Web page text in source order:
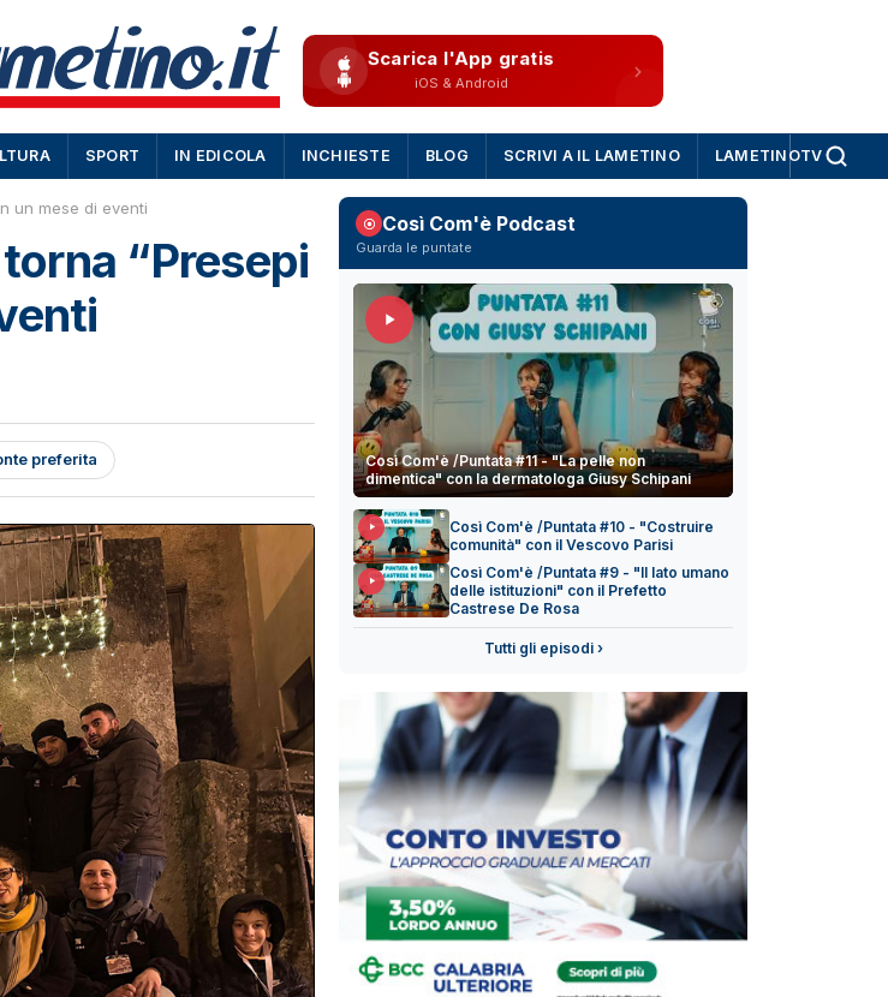
Scarica l'App gratis
iOS & Android
SPORT IN EDICOLA INCHIESTE BLOG SCRIVI A IL LAMETINO LAMETINOTV
un mese di eventi
“Presepi
preferita
Così Com'è Podcast
Guarda le puntate
Così Com'è /Puntata #11 - "La pelle non
dimentica" con la dermatologa Giusy Schipani
Così Com'è /Puntata #10 - "Costruire
comunità" con il Vescovo Parisi
Così Com'è /Puntata #9 - "Il lato umano
delle istituzioni" con il Prefetto
Castrese De Rosa
Tutti gli episodi ›